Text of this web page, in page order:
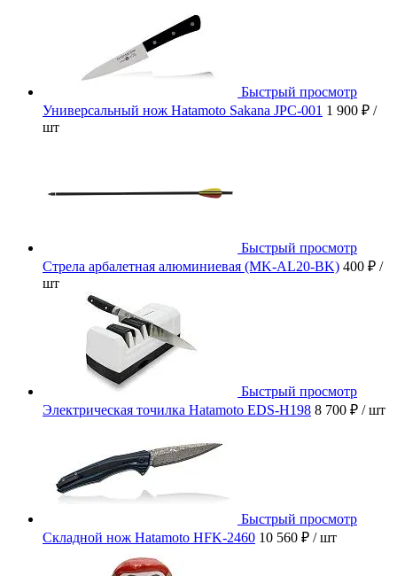
Быстрый просмотр
Универсальный нож Hatamoto Sakana JPC-001 1 900 ₽ /
шт
Быстрый просмотр
Стрела арбалетная алюминиевая (MK-AL20-BK) 400 ₽ /
шт
Быстрый просмотр
Электрическая точилка Hatamoto EDS-H198 8 700 ₽ / шт
Быстрый просмотр
Складной нож Hatamoto HFK-2460 10 560 ₽ / шт